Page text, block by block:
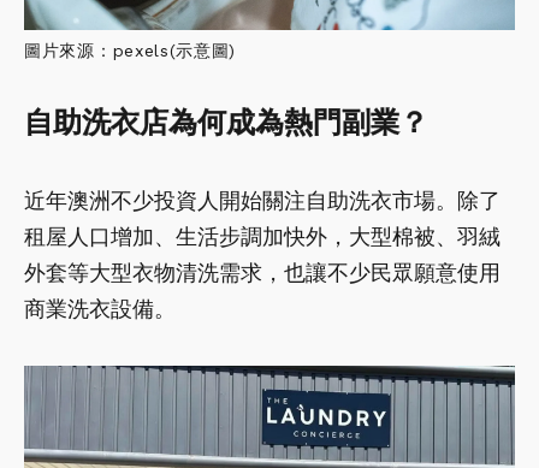
圖片來源：pexels(示意圖)
自助洗衣店為何成為熱門副業？
近年澳洲不少投資人開始關注自助洗衣市場。除了
租屋人口增加、生活步調加快外，大型棉被、羽絨
外套等大型衣物清洗需求，也讓不少民眾願意使用
商業洗衣設備。